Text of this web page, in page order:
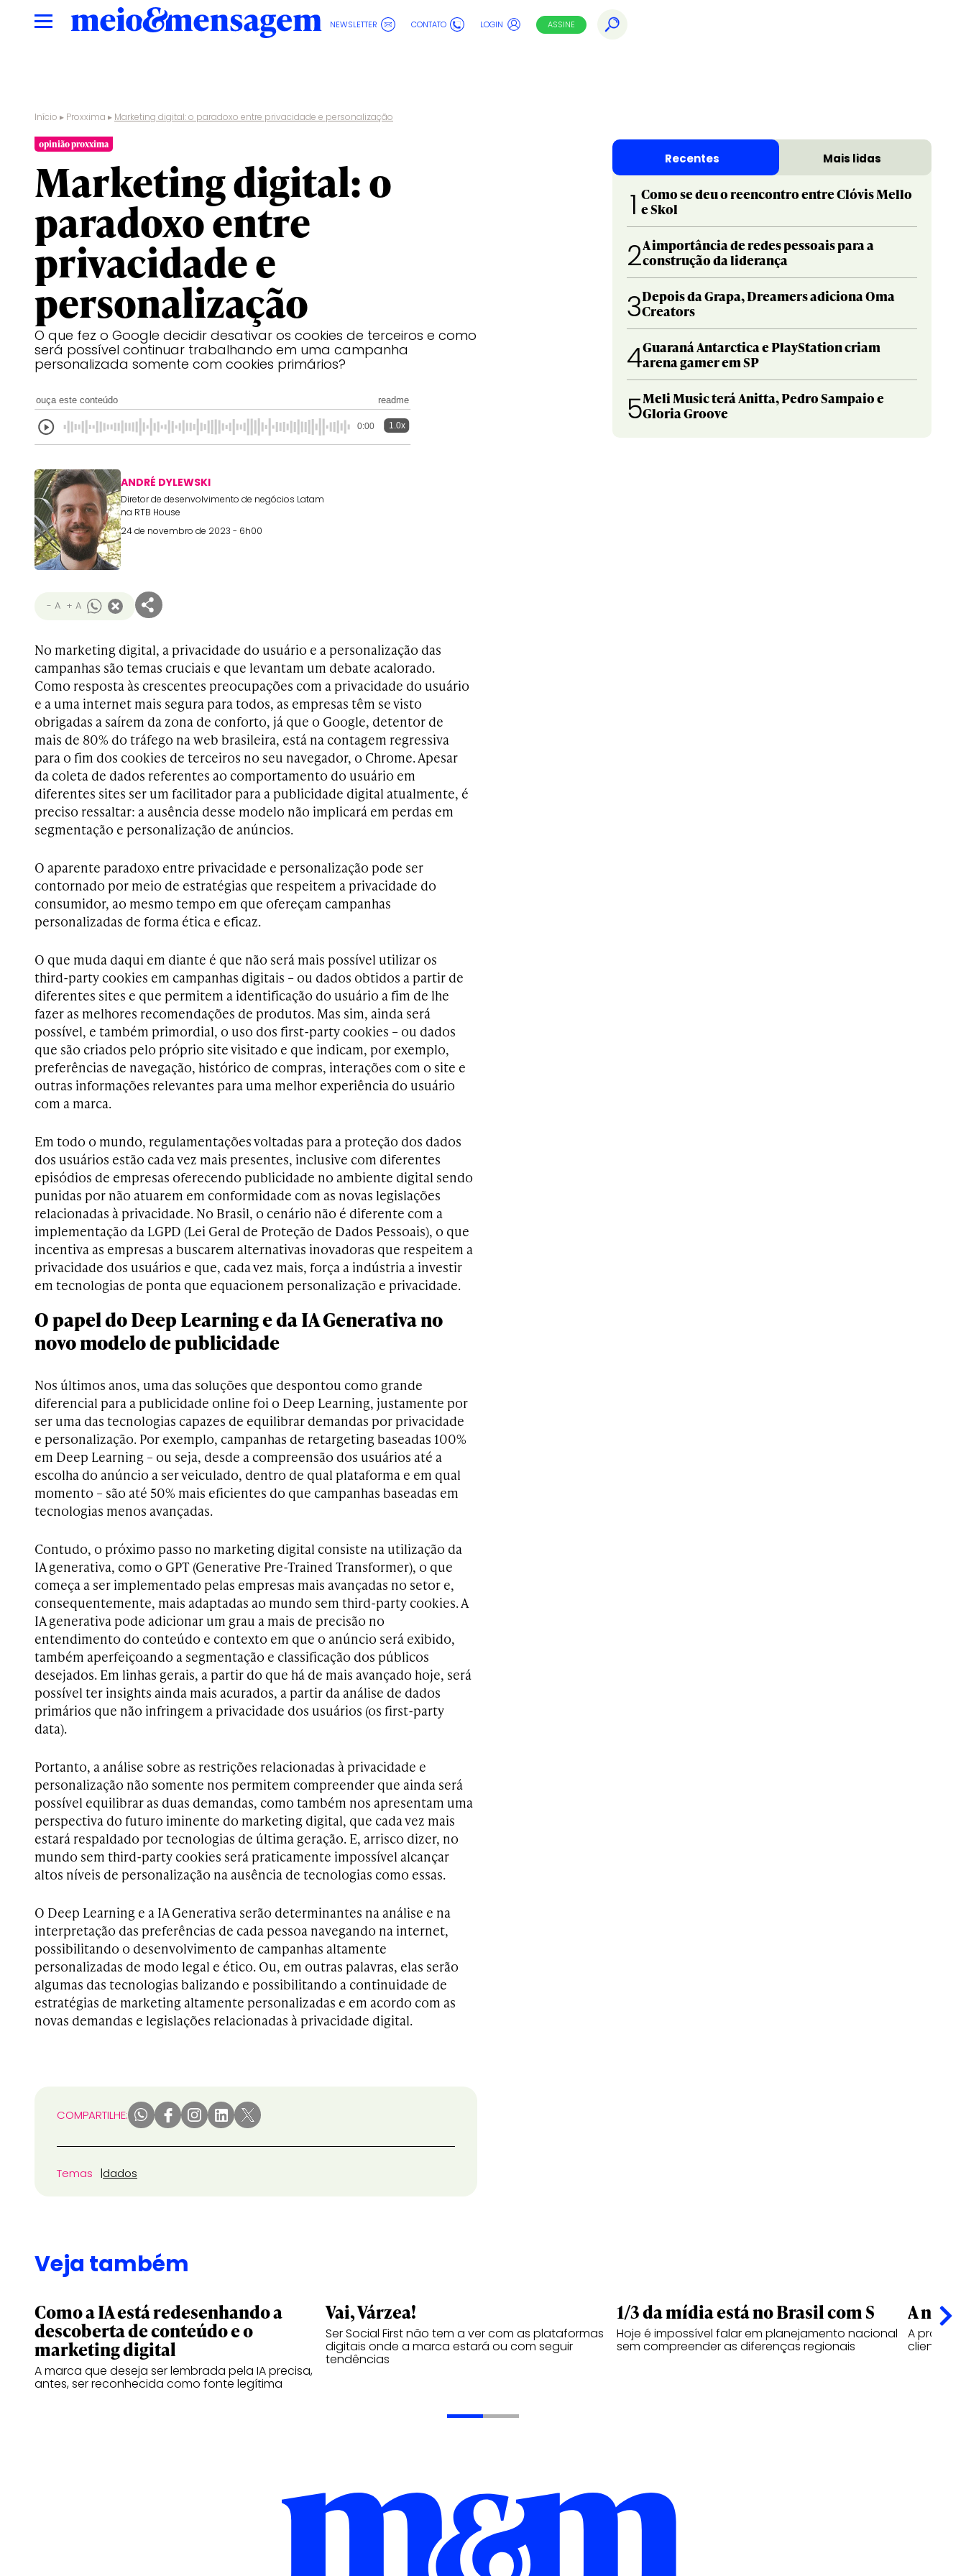
NEWSLETTER CONTATO LOGIN ASSINE
Início ▸ Proxxima ▸ Marketing digital: o paradoxo entre privacidade e personalização
opinião proxxima
Marketing digital: o
paradoxo entre
privacidade e
personalização
O que fez o Google decidir desativar os cookies de terceiros e como
será possível continuar trabalhando em uma campanha
personalizada somente com cookies primários?
ouça este conteúdo readme
0:00 1.0x
ANDRÉ DYLEWSKI
Diretor de desenvolvimento de negócios Latam
na RTB House
24 de novembro de 2023 - 6h00
- A + A
No marketing digital, a privacidade do usuário e a personalização das
campanhas são temas cruciais e que levantam um debate acalorado.
Como resposta às crescentes preocupações com a privacidade do usuário
e a uma internet mais segura para todos, as empresas têm se visto
obrigadas a saírem da zona de conforto, já que o Google, detentor de
mais de 80% do tráfego na web brasileira, está na contagem regressiva
para o fim dos cookies de terceiros no seu navegador, o Chrome. Apesar
da coleta de dados referentes ao comportamento do usuário em
diferentes sites ser um facilitador para a publicidade digital atualmente, é
preciso ressaltar: a ausência desse modelo não implicará em perdas em
segmentação e personalização de anúncios.
O aparente paradoxo entre privacidade e personalização pode ser
contornado por meio de estratégias que respeitem a privacidade do
consumidor, ao mesmo tempo em que ofereçam campanhas
personalizadas de forma ética e eficaz.
O que muda daqui em diante é que não será mais possível utilizar os
third-party cookies em campanhas digitais – ou dados obtidos a partir de
diferentes sites e que permitem a identificação do usuário a fim de lhe
fazer as melhores recomendações de produtos. Mas sim, ainda será
possível, e também primordial, o uso dos first-party cookies – ou dados
que são criados pelo próprio site visitado e que indicam, por exemplo,
preferências de navegação, histórico de compras, interações com o site e
outras informações relevantes para uma melhor experiência do usuário
com a marca.
Em todo o mundo, regulamentações voltadas para a proteção dos dados
dos usuários estão cada vez mais presentes, inclusive com diferentes
episódios de empresas oferecendo publicidade no ambiente digital sendo
punidas por não atuarem em conformidade com as novas legislações
relacionadas à privacidade. No Brasil, o cenário não é diferente com a
implementação da LGPD (Lei Geral de Proteção de Dados Pessoais), o que
incentiva as empresas a buscarem alternativas inovadoras que respeitem a
privacidade dos usuários e que, cada vez mais, força a indústria a investir
em tecnologias de ponta que equacionem personalização e privacidade.
O papel do Deep Learning e da IA Generativa no
novo modelo de publicidade
Nos últimos anos, uma das soluções que despontou como grande
diferencial para a publicidade online foi o Deep Learning, justamente por
ser uma das tecnologias capazes de equilibrar demandas por privacidade
e personalização. Por exemplo, campanhas de retargeting baseadas 100%
em Deep Learning – ou seja, desde a compreensão dos usuários até a
escolha do anúncio a ser veiculado, dentro de qual plataforma e em qual
momento – são até 50% mais eficientes do que campanhas baseadas em
tecnologias menos avançadas.
Contudo, o próximo passo no marketing digital consiste na utilização da
IA generativa, como o GPT (Generative Pre-Trained Transformer), o que
começa a ser implementado pelas empresas mais avançadas no setor e,
consequentemente, mais adaptadas ao mundo sem third-party cookies. A
IA generativa pode adicionar um grau a mais de precisão no
entendimento do conteúdo e contexto em que o anúncio será exibido,
também aperfeiçoando a segmentação e classificação dos públicos
desejados. Em linhas gerais, a partir do que há de mais avançado hoje, será
possível ter insights ainda mais acurados, a partir da análise de dados
primários que não infringem a privacidade dos usuários (os first-party
data).
Portanto, a análise sobre as restrições relacionadas à privacidade e
personalização não somente nos permitem compreender que ainda será
possível equilibrar as duas demandas, como também nos apresentam uma
perspectiva do futuro iminente do marketing digital, que cada vez mais
estará respaldado por tecnologias de última geração. E, arrisco dizer, no
mundo sem third-party cookies será praticamente impossível alcançar
altos níveis de personalização na ausência de tecnologias como essas.
O Deep Learning e a IA Generativa serão determinantes na análise e na
interpretação das preferências de cada pessoa navegando na internet,
possibilitando o desenvolvimento de campanhas altamente
personalizadas de modo legal e ético. Ou, em outras palavras, elas serão
algumas das tecnologias balizando e possibilitando a continuidade de
estratégias de marketing altamente personalizadas e em acordo com as
novas demandas e legislações relacionadas à privacidade digital.
COMPARTILHE:
Temas dados
Recentes Mais lidas
1 Como se deu o reencontro entre Clóvis Mello
e Skol
2A importância de redes pessoais para a
construção da liderança
3Depois da Grapa, Dreamers adiciona Oma
Creators
4Guaraná Antarctica e PlayStation criam
arena gamer em SP
5Meli Music terá Anitta, Pedro Sampaio e
Gloria Groove
Veja também
Como a IA está redesenhando a
descoberta de conteúdo e o
marketing digital
A marca que deseja ser lembrada pela IA precisa,
antes, ser reconhecida como fonte legítima
Vai, Várzea!
Ser Social First não tem a ver com as plataformas
digitais onde a marca estará ou com seguir
tendências
1/3 da mídia está no Brasil com S
Hoje é impossível falar em planejamento nacional
sem compreender as diferenças regionais
A
A
clientes,